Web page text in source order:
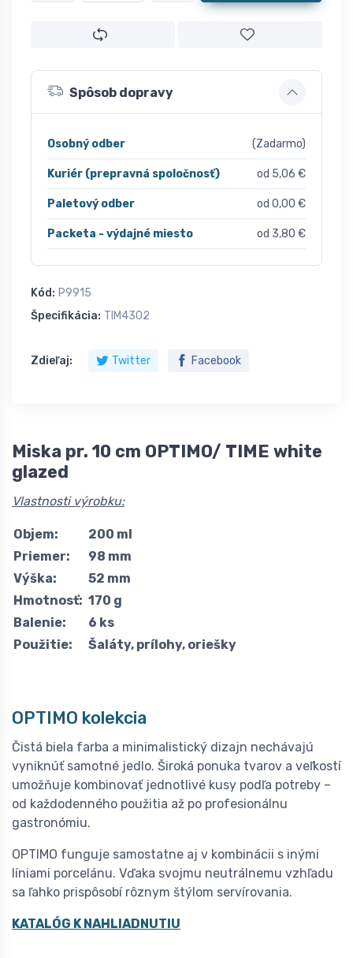
Spôsob dopravy
Osobný odber (Zadarmo)
Kuriér (prepravná spoločnosť) od 5,06 €
Paletový odber od 0,00 €
Packeta - výdajné miesto od 3,80 €
Kód: P9915
Špecifikácia: TIM4302
Zdieľaj: Twitter Facebook
Miska pr. 10 cm OPTIMO/ TIME white
glazed
Vlastnosti výrobku:
Objem:
200 ml
Priemer:
98 mm
Výška:
52 mm
Hmotnosť: 170 g
Balenie:
6 ks
Použitie:
Šaláty, prílohy, oriešky
OPTIMO kolekcia
Čistá biela farba a minimalistický dizajn nechávajú
vyniknúť samotné jedlo. Široká ponuka tvarov a veľkostí
umožňuje kombinovať jednotlivé kusy podľa potreby –
od každodenného použitia až po profesionálnu
gastronómiu.
OPTIMO funguje samostatne aj v kombinácii s inými
líniami porcelánu. Vďaka svojmu neutrálnemu vzhľadu
sa ľahko prispôsobí rôznym štýlom servírovania.
KATALÓG K NAHLIADNUTIU